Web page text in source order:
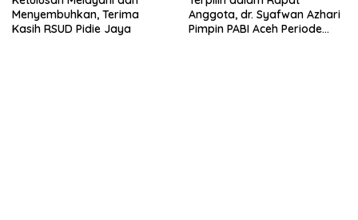
Menyembuhkan, Terima
Kasih RSUD Pidie Jaya
Anggota, dr. Syafwan Azhari
Pimpin PABI Aceh Periode